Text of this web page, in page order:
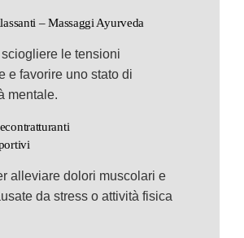
– Massaggi Ayurveda
sciogliere le tensioni
e favorire uno stato di
mentale.
alleviare dolori muscolari e
da stress o attività fisica